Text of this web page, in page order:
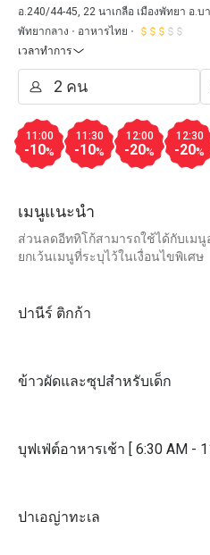
อ.240/44-45, 22 นาเกลือ เมืองพัทยา อ.
พัทยากลาง
อาหารไทย
เวลาทำการ
11:00
-10%
11:30
-10%
12:00
-20%
12:30
-20%
เมนูแนะนำ
ส่วนลดอีททิโก้สามารถใช้ได้กับเม
ยกเว้นเมนูที่ระบุไว้ในเงื่อนไขพิเศษ
ปานีร์ ติกก้า
ข้าวผัดและซุปสำหรับเด็ก
บุฟเฟ่ต์อาหารเช้า [ 6:30 AM -
ปาเอญ่าทะเล